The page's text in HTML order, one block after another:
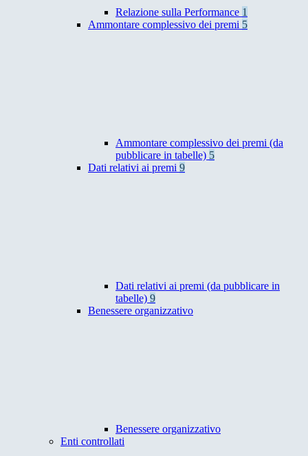
Relazione sulla Performance 1
Ammontare complessivo dei premi 5
Ammontare complessivo dei premi (da
pubblicare in tabelle) 5
Dati relativi ai premi 9
Dati relativi ai premi (da pubblicare in
tabelle) 9
Benessere organizzativo
Benessere organizzativo
Enti controllati